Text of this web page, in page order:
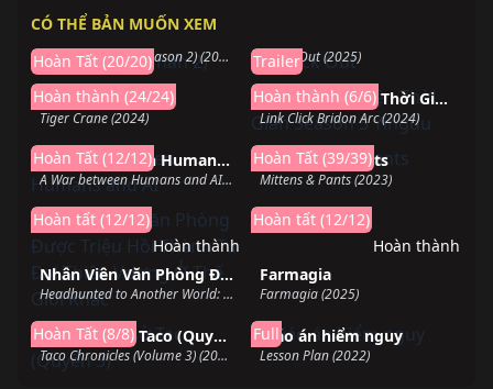
CÓ THỂ BẢN MUỐN XEM
LEGO DREAMZzz (Season 2) (2024)
Hoàn Tất (20/20) Knock Out (2025)
Trailer
Tiger Crane
Tiger Crane (2024)
Hoàn thành (24/24)
Hoàn thành
Người Đại Diện Thời Gian Season 3 Yingdu
Link Click Bridon Arc (2024)
Hoàn thành (6/6)
A War between Humans and AI
A War between Humans and AI (2024)
Hoàn Tất (12/12)
Mittens Và Pants
Mittens & Pants (2023)
Hoàn Tất (39/39)
Hoàn thành
Nhân Viên Văn Phòng Được Triệu Hồi Thành Tứ Đại Thiên Vương Ở Thế Giới Khác
Headhunted to Another World: From Salaryman to Big Four! (2025)
Hoàn tất (12/12)
Hoàn thành
Farmagia
Farmagia (2025)
Hoàn tất (12/12)
Hoàn thành
Biên niên sử Taco (Quyển 3)
Taco Chronicles (Volume 3) (2022)
Hoàn Tất (8/8)
Giáo án hiểm nguy
Lesson Plan (2022)
Full